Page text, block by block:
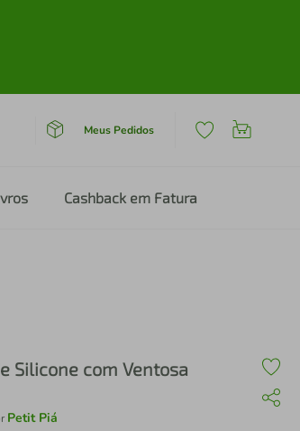
Meus Pedidos
Cashback em Fatura
Silicone com Ventosa
Petit Piá